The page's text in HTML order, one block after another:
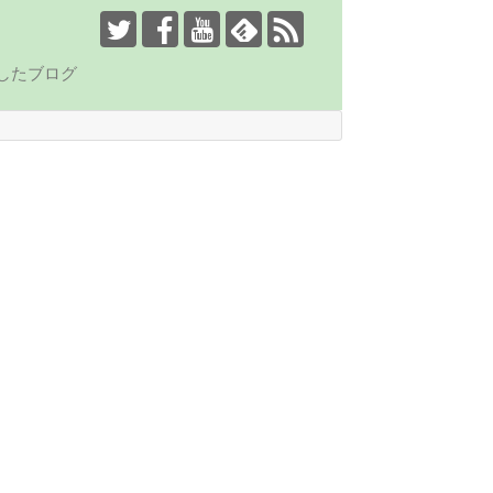
たブログ